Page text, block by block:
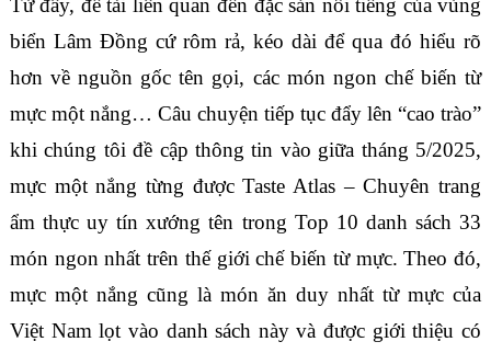
biển Lâm Đồng cứ rôm rả, kéo dài để qua đó hiểu rõ
hơn về nguồn gốc tên gọi, các món ngon chế biến từ
mực một nắng… Câu chuyện tiếp tục đẩy lên “cao trào”
khi chúng tôi đề cập thông tin vào giữa tháng 5/2025,
mực một nắng từng được Taste Atlas – Chuyên trang
ẩm thực uy tín xướng tên trong Top 10 danh sách 33
món ngon nhất trên thế giới chế biến từ mực. Theo đó,
mực một nắng cũng là món ăn duy nhất từ mực của
Việt Nam lọt vào danh sách này và được giới thiệu có